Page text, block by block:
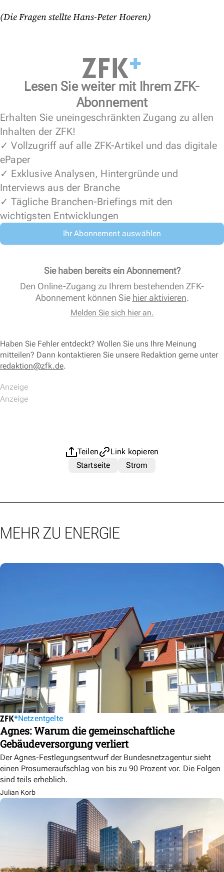
(Die Fragen stellte Hans-Peter Hoeren)
Lesen Sie weiter mit Ihrem ZFK-
Abonnement
Erhalten Sie uneingeschränkten Zugang zu allen
Inhalten der ZFK!
✓ Vollzugriff auf alle ZFK-Artikel und das digitale
ePaper
✓ Exklusive Analysen, Hintergründe und
Interviews aus der Branche
✓ Tägliche Branchen-Briefings mit den
wichtigsten Entwicklungen
Ihr Abonnement auswählen
Sie haben bereits ein Abonnement?
Den Online-Zugang zu Ihrem bestehenden ZFK-
Abonnement können Sie hier aktivieren.
Melden Sie sich hier an.
Haben Sie Fehler entdeckt? Wollen Sie uns Ihre Meinung
mitteilen? Dann kontaktieren Sie unsere Redaktion gerne unter
redaktion@zfk.de.
Teilen
Link kopieren
Startseite
Strom
MEHR ZU ENERGIE
Netzentgelte
Agnes: Warum die gemeinschaftliche
Gebäudeversorgung verliert
Der Agnes-Festlegungsentwurf der Bundesnetzagentur sieht
einen Prosumeraufschlag von bis zu 90 Prozent vor. Die Folgen
sind teils erheblich.
Julian Korb